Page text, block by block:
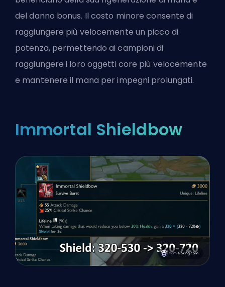
del danno bonus. Il costo minore consente di
raggiungere più velocemente un picco di
potenza, permettendo ai campioni di
raggiungere i loro oggetti core più velocemente
e mantenere il mana per impegni prolungati.
Immortal Shieldbow